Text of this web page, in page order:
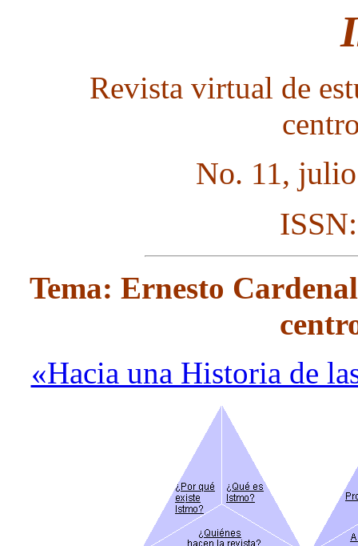
Revista virtual de
No. 11,
Tema: Ernesto
«Hacia una Historia de